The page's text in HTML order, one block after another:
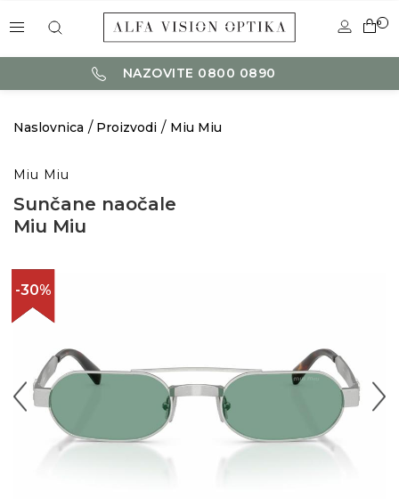
0
NAZOVITE 0800 0890
Naslovnica Proizvodi Miu Miu
Miu Miu
Sunčane naočale
Miu Miu
-30%